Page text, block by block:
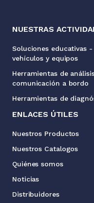
NUESTRAS
Soluciones educativas
vehículos y equipos
Herramientas de
comunicación a bordo
Herramientas de
ENLACES ÚTILES
Nuestros Productos
Nuestros Catalogos
Quiénes somos
Noticias
Distribuidores